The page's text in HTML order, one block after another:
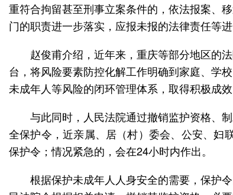
重符合拘留甚至刑事立案条件的，依法报案、
门的职责进一步落实，应报未报的法律责任等进
赵俊甫介绍，近年来，重庆等部分地区的
台，将风险要素防控化解工作明确到家庭、学
未成年人等风险的闭环管理体系，取得积极成
与此同时，人民法院通过撤销监护资格、
全保护令，近亲属、居（村）委会、公安、妇
保护令；情况紧急的，会在24小时内作出。
根据保护未成年人人身安全的需要，保护